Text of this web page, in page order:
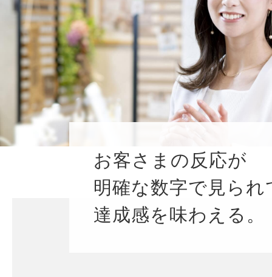
お客さまの反応が
明確な数字で見られ
達成感を味わえる。